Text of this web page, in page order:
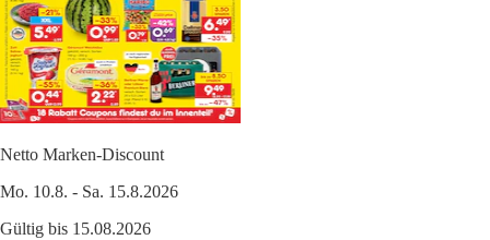
Netto Marken-Discount
Mo. 10.8. - Sa. 15.8.2026
Gültig bis 15.08.2026